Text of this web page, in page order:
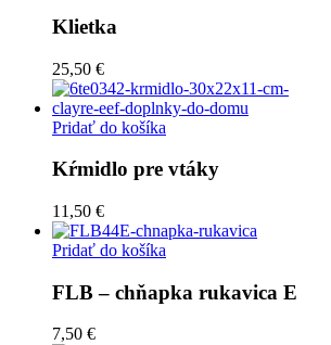
Klietka
25,50 €
Pridať do košíka
Kŕmidlo pre vtáky
11,50 €
Pridať do košíka
FLB – chňapka rukavica E
7,50 €